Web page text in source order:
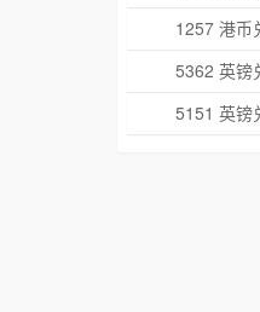
1257 港币
5362 英镑
5151 英镑